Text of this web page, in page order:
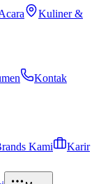
Kuliner &
Kontak
Kami
Karir